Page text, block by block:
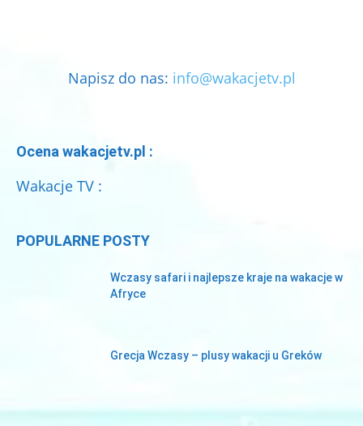
Napisz do nas: info@wakacjetv.pl
Ocena wakacjetv.pl :
Wakacje TV :
POPULARNE POSTY
Wczasy safari i najlepsze kraje na wakacje w
Afryce
Grecja Wczasy – plusy wakacji u Greków